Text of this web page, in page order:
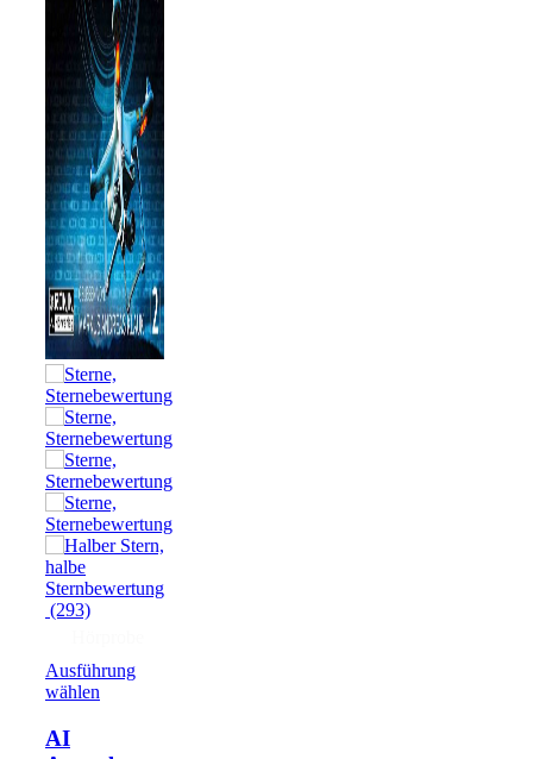
(293)
Ausführung
wählen
AI